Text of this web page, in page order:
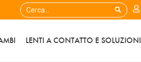
LENTI A CONTATTO E SOLUZIONI